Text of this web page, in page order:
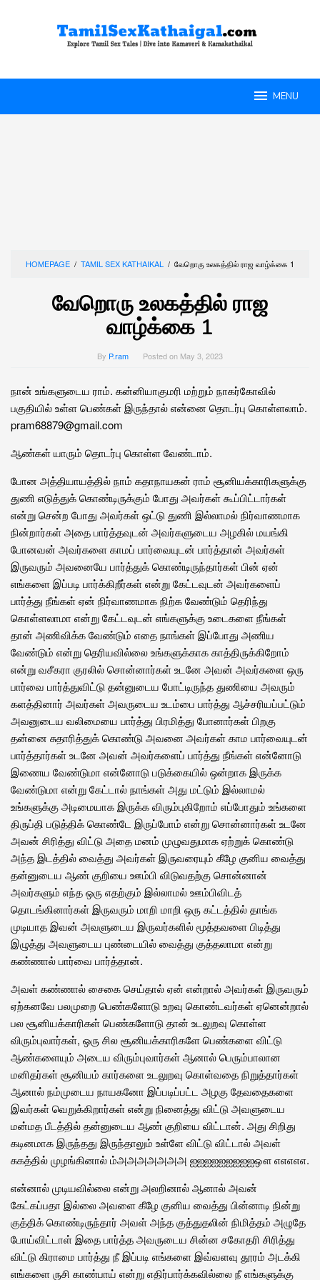
MENU
HOMEPAGE / TAMIL SEX KATHAIKAL / வேறொரு உலகத்தில் ராஜ வாழ்க்கை 1
வேறொரு உலகத்தில் ராஜ
வாழ்க்கை 1
By P.ram Posted on May 3, 2023
நான் உங்களுடைய ராம். கன்னியாகுமரி மற்றும் நாகர்கோவில்
பகுதியில் உள்ள பெண்கள் இருந்தால் என்னை தொடர்பு கொள்ளலாம்.
pram68879@gmail.com
ஆண்கள் யாரும் தொடர்பு கொள்ள வேண்டாம்.
போன அத்தியாயத்தில் நாம் கதாநாயகன் ராம் சூனியக்காரிகளுக்கு
துணி எடுத்துக் கொண்டிருக்கும் போது அவர்கள் கூப்பிட்டார்கள்
என்று சென்ற போது அவர்கள் ஒட்டு துணி இல்லாமல் நிர்வாணமாக
நின்றார்கள் அதை பார்த்தவுடன் அவர்களுடைய அழகில் மயங்கி
போனவன் அவர்களை காமப் பார்வையுடன் பார்த்தான் அவர்கள்
இருவரும் அவனையே பார்த்துக் கொண்டிருந்தார்கள் பின் ஏன்
எங்களை இப்படி பார்க்கிறீர்கள் என்று கேட்டவுடன் அவர்களைப்
பார்த்து நீங்கள் ஏன் நிர்வாணமாக நிற்க வேண்டும் தெரிந்து
கொள்ளலாமா என்று கேட்டவுடன் எங்களுக்கு உடைகளை நீங்கள்
தான் அணிவிக்க வேண்டும் எதை நாங்கள் இப்போது அணிய
வேண்டும் என்று தெரியவில்லை உங்களுக்காக காத்திருக்கிறோம்
என்று வசீகரா குரலில் சொன்னார்கள் உடனே அவன் அவர்களை ஒரு
பார்வை பார்த்துவிட்டு தன்னுடைய போட்டிருந்த துணியை அவரும்
களத்தினார் அவர்கள் அவருடைய உடம்பை பார்த்து ஆச்சரியப்பட்டும்
அவனுடைய வலிமையை பார்த்து பிரமித்து போனார்கள் பிறகு
தன்னை சுதாரித்துக் கொண்டு அவனை அவர்கள் காம பார்வையுடன்
பார்த்தார்கள் உடனே அவன் அவர்களைப் பார்த்து நீங்கள் என்னோடு
இணைய வேண்டுமா என்னோடு படுக்கையில் ஒன்றாக இருக்க
வேண்டுமா என்று கேட்டால் நாங்கள் அது மட்டும் இல்லாமல்
உங்களுக்கு அடிமையாக இருக்க விரும்புகிறோம் எப்போதும் உங்களை
திருப்தி படுத்திக் கொண்டே இருப்போம் என்று சொன்னார்கள் உடனே
அவன் சிரித்து விட்டு அதை மனம் முழுவதுமாக ஏற்றுக் கொண்டு
அந்த இடத்தில் வைத்து அவர்கள் இருவரையும் கீழே குனிய வைத்து
தன்னுடைய ஆண் குறியை ஊம்பி விடுவதற்கு சொன்னான்
அவர்களும் எந்த ஒரு எதற்கும் இல்லாமல் ஊம்பிவிடத்
தொடங்கினார்கள் இருவரும் மாறி மாறி ஒரு கட்டத்தில் தாங்க
முடியாத இவன் அவளுடைய இருவர்களில் மூத்தவளை பிடித்து
இழுத்து அவளுடைய புண்டையில் வைத்து குத்தலாமா என்று
கண்ணால் பார்வை பார்த்தான்.
அவள் கண்ணால் சைகை செய்தால் ஏன் என்றால் அவர்கள் இருவரும்
ஏற்கனவே பலமுறை பெண்களோடு உறவு கொண்டவர்கள் ஏனென்றால்
பல சூனியக்காரிகள் பெண்களோடு தான் உடலுறவு கொள்ள
விரும்புவார்கள், ஒரு சில சூனியக்காரிகளே பெண்களை விட்டு
ஆண்களையும் அடைய விரும்புவார்கள் ஆனால் பெரும்பாலான
மனிதர்கள் சூனியம் கார்களை உடலுறவு கொள்வதை நிறுத்தார்கள்
ஆனால் நம்முடைய நாயகனோ இப்படிப்பட்ட அழகு தேவதைகளை
இவர்கள் வெறுக்கிறார்கள் என்று நினைத்து விட்டு அவளுடைய
மன்மத பீடத்தில் தன்னுடைய ஆண் குறியை விட்டான். அது சிறிது
கடினமாக இருந்தது இருந்தாலும் உள்ளே விட்டு விட்டால் அவள்
சுகத்தில் முழங்கினால் ம்அஅஅஅஅஅஅ ஐஐஐஐஐஐஐஐஐஔ எஎஎஎஎ.
என்னால் முடியவில்லை என்று அலறினால் ஆனால் அவன்
கேட்கப்பதா இல்லை அவளை கீழே குனிய வைத்து பின்னாடி நின்று
குத்திக் கொண்டிருந்தார் அவள் அந்த குத்துதலின் நிமித்தம் அழுதே
போய்விட்டாள் இதை பார்த்த அவருடைய சின்ன சகோதரி சிரித்து
விட்டு கிராமை பார்த்து நீ இப்படி எங்களை இவ்வளவு தூரம் அடக்கி
எங்களை ருசி காண்பாய் என்று எதிர்பார்க்கவில்லை நீ எங்களுக்கு